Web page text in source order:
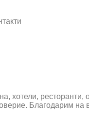
хотели,
Благодарим на